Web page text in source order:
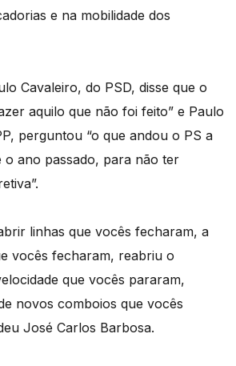
e na mobilidade dos
Cavaleiro, do PSD, disse que o
aquilo que não foi feito” e Paulo
perguntou “o que andou o PS a
o ano passado, para não ter
linhas que vocês fecharam, a
vocês fecharam, reabriu o
que vocês pararam,
novos comboios que vocês
José Carlos Barbosa.